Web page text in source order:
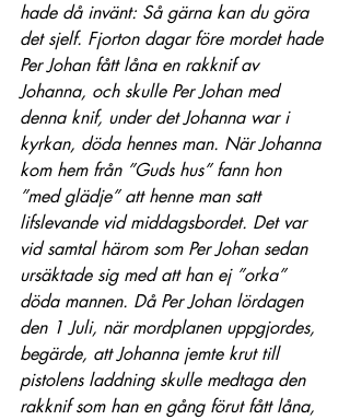
hade då invänt: Så gärna kan du göra
det sjelf. Fjorton dagar före mordet hade
Per Johan fått låna en rakknif av
Johanna, och skulle Per Johan med
denna knif, under det Johanna war i
kyrkan, döda hennes man. När Johanna
kom hem från ”Guds hus” fann hon
”med glädje” att henne man satt
lifslevande vid middagsbordet. Det var
vid samtal härom som Per Johan sedan
ursäktade sig med att han ej ”orka”
döda mannen. Då Per Johan lördagen
den 1 Juli, när mordplanen uppgjordes,
begärde, att Johanna jemte krut till
pistolens laddning skulle medtaga den
rakknif som han en gång förut fått låna,